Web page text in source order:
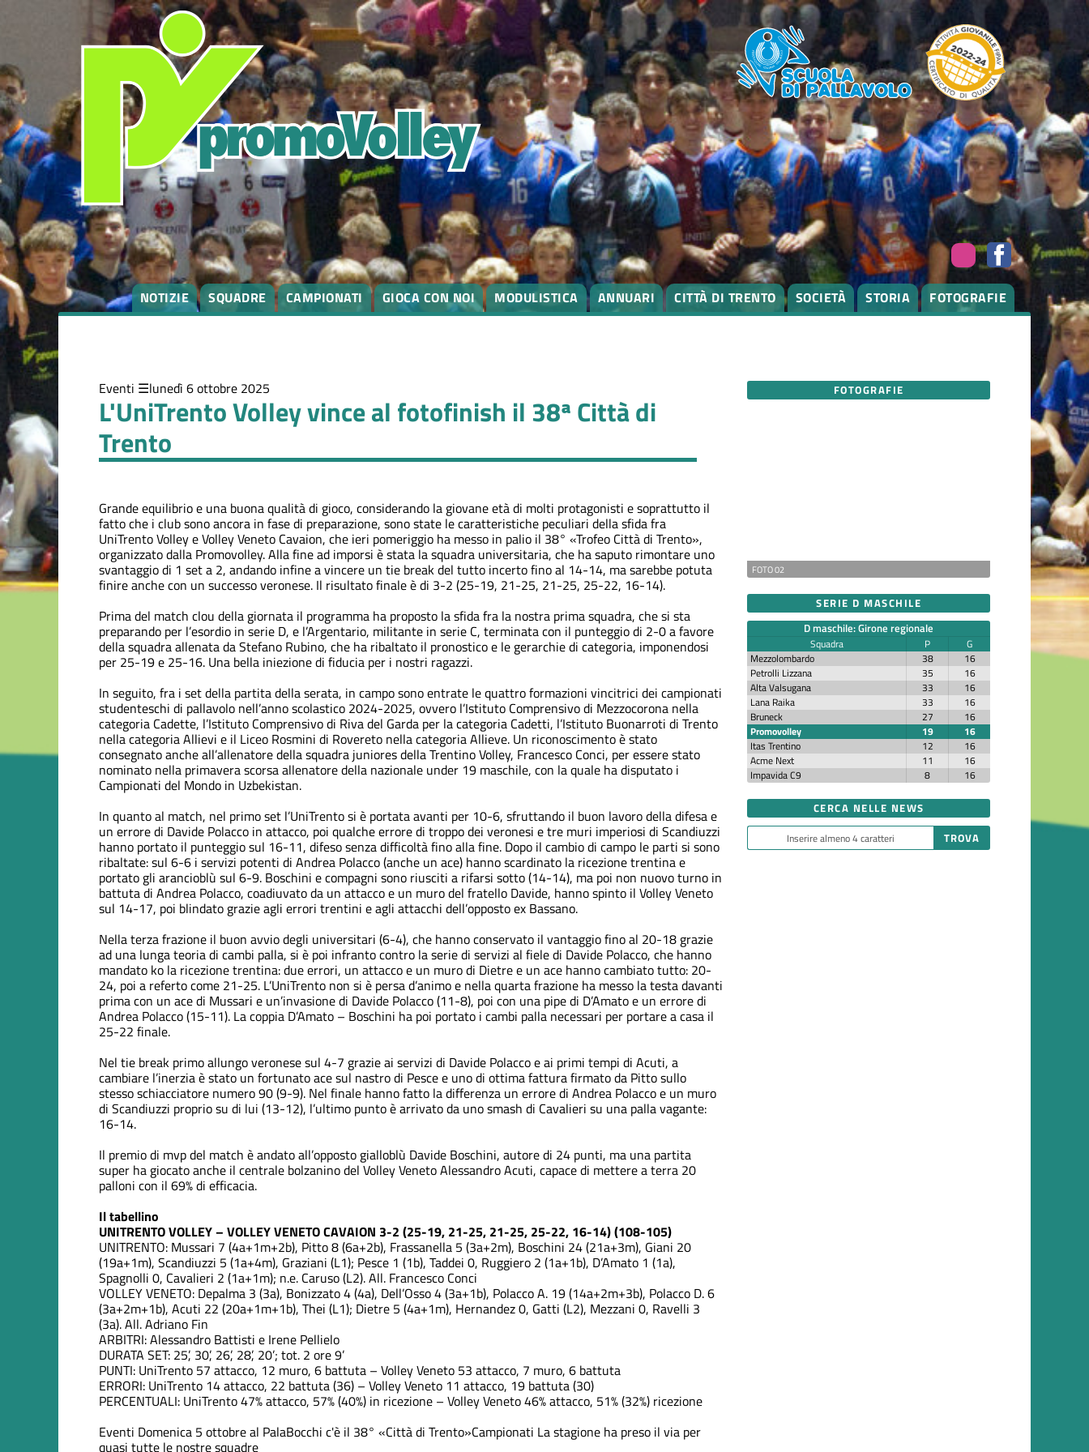
NOTIZIE SQUADRE CAMPIONATI GIOCA CON NOI MODULISTICA ANNUARI CITTÀ DI TRENTO SOCIETÀ STORIA FOTOGRAFIE
Eventi lunedì 6 ottobre 2025
L'UniTrento Volley vince al fotofinish il 38ª Città di
Trento
Grande equilibrio e una buona qualità di gioco, considerando la giovane età di molti protagonisti e soprattutto il
fatto che i club sono ancora in fase di preparazione, sono state le caratteristiche peculiari della sfida fra
UniTrento Volley e Volley Veneto Cavaion, che ieri pomeriggio ha messo in palio il 38° «Trofeo Città di Trento»,
organizzato dalla Promovolley. Alla fine ad imporsi è stata la squadra universitaria, che ha saputo rimontare uno
svantaggio di 1 set a 2, andando infine a vincere un tie break del tutto incerto fino al 14-14, ma sarebbe potuta
finire anche con un successo veronese. Il risultato finale è di 3-2 (25-19, 21-25, 21-25, 25-22, 16-14).
Prima del match clou della giornata il programma ha proposto la sfida fra la nostra prima squadra, che si sta
preparando per l’esordio in serie D, e l’Argentario, militante in serie C, terminata con il punteggio di 2-0 a favore
della squadra allenata da Stefano Rubino, che ha ribaltato il pronostico e le gerarchie di categoria, imponendosi
per 25-19 e 25-16. Una bella iniezione di fiducia per i nostri ragazzi.
In seguito, fra i set della partita della serata, in campo sono entrate le quattro formazioni vincitrici dei campionati
studenteschi di pallavolo nell’anno scolastico 2024-2025, ovvero l’Istituto Comprensivo di Mezzocorona nella
categoria Cadette, l’Istituto Comprensivo di Riva del Garda per la categoria Cadetti, l’Istituto Buonarroti di Trento
nella categoria Allievi e il Liceo Rosmini di Rovereto nella categoria Allieve. Un riconoscimento è stato
consegnato anche all’allenatore della squadra juniores della Trentino Volley, Francesco Conci, per essere stato
nominato nella primavera scorsa allenatore della nazionale under 19 maschile, con la quale ha disputato i
Campionati del Mondo in Uzbekistan.
In quanto al match, nel primo set l’UniTrento si è portata avanti per 10-6, sfruttando il buon lavoro della difesa e
un errore di Davide Polacco in attacco, poi qualche errore di troppo dei veronesi e tre muri imperiosi di Scandiuzzi
hanno portato il punteggio sul 16-11, difeso senza difficoltà fino alla fine. Dopo il cambio di campo le parti si sono
ribaltate: sul 6-6 i servizi potenti di Andrea Polacco (anche un ace) hanno scardinato la ricezione trentina e
portato gli arancioblù sul 6-9. Boschini e compagni sono riusciti a rifarsi sotto (14-14), ma poi non nuovo turno in
battuta di Andrea Polacco, coadiuvato da un attacco e un muro del fratello Davide, hanno spinto il Volley Veneto
sul 14-17, poi blindato grazie agli errori trentini e agli attacchi dell’opposto ex Bassano.
Nella terza frazione il buon avvio degli universitari (6-4), che hanno conservato il vantaggio fino al 20-18 grazie
ad una lunga teoria di cambi palla, si è poi infranto contro la serie di servizi al fiele di Davide Polacco, che hanno
mandato ko la ricezione trentina: due errori, un attacco e un muro di Dietre e un ace hanno cambiato tutto: 20-
24, poi a referto come 21-25. L’UniTrento non si è persa d’animo e nella quarta frazione ha messo la testa davanti
prima con un ace di Mussari e un’invasione di Davide Polacco (11-8), poi con una pipe di D’Amato e un errore di
Andrea Polacco (15-11). La coppia D’Amato – Boschini ha poi portato i cambi palla necessari per portare a casa il
25-22 finale.
Nel tie break primo allungo veronese sul 4-7 grazie ai servizi di Davide Polacco e ai primi tempi di Acuti, a
cambiare l’inerzia è stato un fortunato ace sul nastro di Pesce e uno di ottima fattura firmato da Pitto sullo
stesso schiacciatore numero 90 (9-9). Nel finale hanno fatto la differenza un errore di Andrea Polacco e un muro
di Scandiuzzi proprio su di lui (13-12), l’ultimo punto è arrivato da uno smash di Cavalieri su una palla vagante:
16-14.
Il premio di mvp del match è andato all’opposto gialloblù Davide Boschini, autore di 24 punti, ma una partita
super ha giocato anche il centrale bolzanino del Volley Veneto Alessandro Acuti, capace di mettere a terra 20
palloni con il 69% di efficacia.
Il tabellino
UNITRENTO VOLLEY – VOLLEY VENETO CAVAION 3-2 (25-19, 21-25, 21-25, 25-22, 16-14) (108-105)
UNITRENTO: Mussari 7 (4a+1m+2b), Pitto 8 (6a+2b), Frassanella 5 (3a+2m), Boschini 24 (21a+3m), Giani 20
(19a+1m), Scandiuzzi 5 (1a+4m), Graziani (L1); Pesce 1 (1b), Taddei 0, Ruggiero 2 (1a+1b), D’Amato 1 (1a),
Spagnolli 0, Cavalieri 2 (1a+1m); n.e. Caruso (L2). All. Francesco Conci
VOLLEY VENETO: Depalma 3 (3a), Bonizzato 4 (4a), Dell’Osso 4 (3a+1b), Polacco A. 19 (14a+2m+3b), Polacco D. 6
(3a+2m+1b), Acuti 22 (20a+1m+1b), Thei (L1); Dietre 5 (4a+1m), Hernandez 0, Gatti (L2), Mezzani 0, Ravelli 3
(3a). All. Adriano Fin
ARBITRI: Alessandro Battisti e Irene Pellielo
DURATA SET: 25’, 30’, 26’, 28’, 20’; tot. 2 ore 9’
PUNTI: UniTrento 57 attacco, 12 muro, 6 battuta – Volley Veneto 53 attacco, 7 muro, 6 battuta
ERRORI: UniTrento 14 attacco, 22 battuta (36) – Volley Veneto 11 attacco, 19 battuta (30)
PERCENTUALI: UniTrento 47% attacco, 57% (40%) in ricezione – Volley Veneto 46% attacco, 51% (32%) ricezione
Eventi Domenica 5 ottobre al PalaBocchi c'è il 38° «Città di Trento»Campionati La stagione ha preso il via per
quasi tutte le nostre squadre
Eventi
FOTOGRAFIE
FOTO 02
SERIE D MASCHILE
D maschile: Girone regionale
Squadra P
G
Mezzolombardo
38
16
Petrolli Lizzana
35
16
Alta Valsugana
33
16
Lana Raika
33
16
Bruneck
27
16
Promovolley
19
16
Itas Trentino
12
16
Acme Next
11
16
Impavida C9
8 16
CERCA NELLE NEWS